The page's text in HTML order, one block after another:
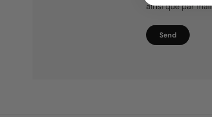
ainsi que par
Send